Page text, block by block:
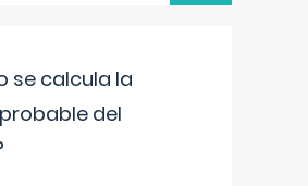
se calcula la
del